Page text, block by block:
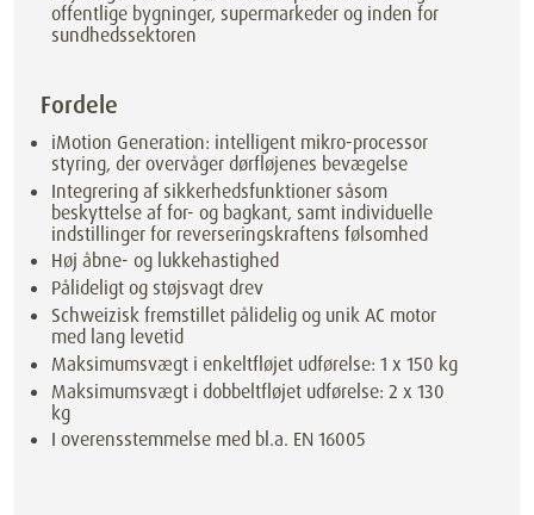
offentlige bygninger, supermarkeder og inden for
sundhedssektoren
Fordele
iMotion Generation: intelligent mikro-processor
styring, der overvåger dørfløjenes bevægelse
Integrering af sikkerhedsfunktioner såsom
beskyttelse af for- og bagkant, samt individuelle
indstillinger for reverseringskraftens følsomhed
Høj åbne- og lukkehastighed
Pålideligt og støjsvagt drev
Schweizisk fremstillet pålidelig og unik AC motor
med lang levetid
Maksimumsvægt i enkeltfløjet udførelse: 1 x 150 kg
Maksimumsvægt i dobbeltfløjet udførelse: 2 x 130
kg
I overensstemmelse med bl.a. EN 16005